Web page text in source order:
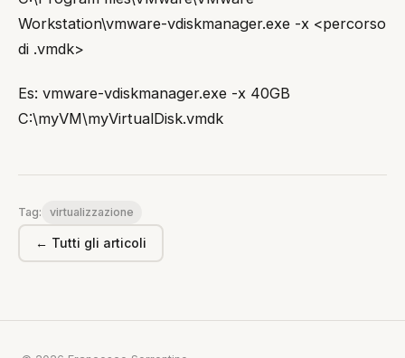
Workstation\vmware-vdiskmanager.exe -x <percorso
di .vmdk>
Es: vmware-vdiskmanager.exe -x 40GB
C:\myVM\myVirtualDisk.vmdk
Tag: virtualizzazione
← Tutti gli articoli